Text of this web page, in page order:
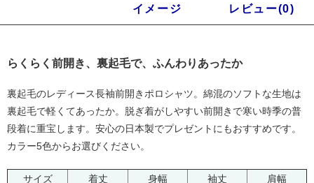
イメージ レビュー(0)
らくらく前開き、裏起毛で、ふんわりあったか
裏起毛のレディース長袖前開きポロシャツ。綿混のソフトな生地は
裏起毛で軽くてあったか。脱ぎ着がしやすい前開きで寒い時季の普
段着に重宝します。安心の日本製でプレゼントにもおすすめです。
カラー5色からお選びください。
サイズ 着丈 身幅 袖丈 肩幅